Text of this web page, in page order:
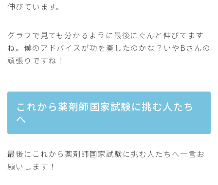
伸びています。
グラフで見ても分かるように最後にぐんと伸びてます
ね。僕のアドバイスが功を奏したのかな？いやBさんの
頑張りですね！
これから薬剤師国家試験に挑む人たち
へ
最後にこれから薬剤師国家試験に挑む人たちへ一言お
願いします！